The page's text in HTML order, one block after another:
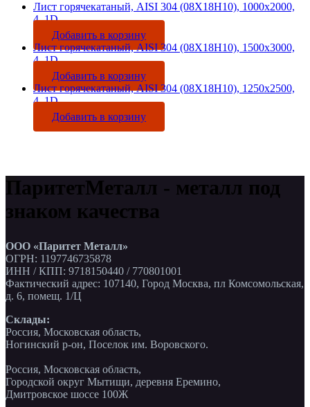
Лист горячекатаный, AISI 304 (08Х18Н10), 1000х2000,
4, 1D
Добавить в корзину
Лист горячекатаный, AISI 304 (08Х18Н10), 1500х3000,
4, 1D
Добавить в корзину
Лист горячекатаный, AISI 304 (08Х18Н10), 1250х2500,
4, 1D
Добавить в корзину
ПаритетМеталл - металл под
знаком качества
ООО «Паритет Металл»
ОГРН: 1197746735878
ИНН / КПП: 9718150440 / 770801001
Фактический адрес: 107140, Город Москва, пл Комсомольская,
д. 6, помещ. 1/Ц
Склады:
Россия, Московская область,
Ногинский р-он, Поселок им. Воровского.
Россия, Московская область,
Городской округ Мытищи, деревня Еремино,
Дмитровское шоссе 100Ж